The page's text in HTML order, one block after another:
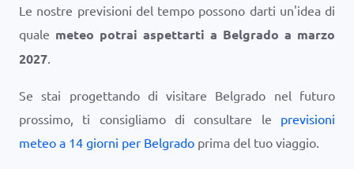
Le nostre previsioni del tempo possono darti un'idea di
quale meteo potrai aspettarti a Belgrado a marzo
2027.
Se stai progettando di visitare Belgrado nel futuro
prossimo, ti consigliamo di consultare le previsioni
meteo a 14 giorni per Belgrado prima del tuo viaggio.